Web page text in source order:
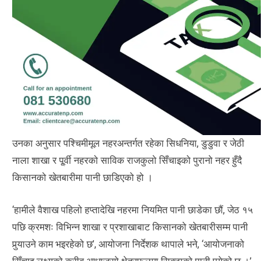
उनका अनुसार पश्चिमीमूल नहरअन्तर्गत रहेका सिधनिया, डुडुवा र जेठी
नाला शाखा र पू्र्वी नहरको साविक राजकुलो सिँचाइको पुरानो नहर हुँदै
किसानको खेतबारीमा पानी छाडिएको हो ।
‘हामीले वैशाख पहिलो हप्तादेखि नहरमा नियमित पानी छाडेका छौं, जेठ १५
पछि क्रमशः विभिन्न शाखा र प्रशाखाबाट किसानको खेतबारीसम्म पानी
पुर्‍याउने काम भइरहेको छ’, आयोजना निर्देशक थापाले भने, ‘आयोजनाको